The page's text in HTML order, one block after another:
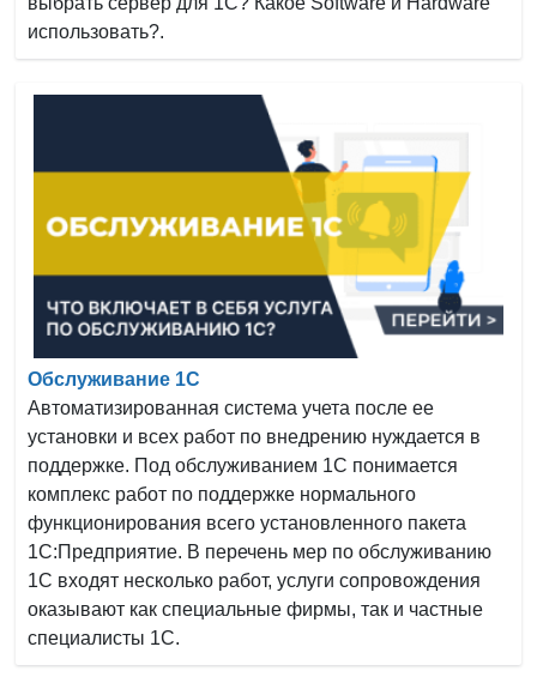
использовать?.
Обслуживание 1С
Автоматизированная система учета после ее
установки и всех работ по внедрению нуждается в
поддержке. Под обслуживанием 1С понимается
комплекс работ по поддержке нормального
функционирования всего установленного пакета
1С:Предприятие. В перечень мер по обслуживанию
1С входят несколько работ, услуги сопровождения
оказывают как специальные фирмы, так и частные
специалисты 1С.